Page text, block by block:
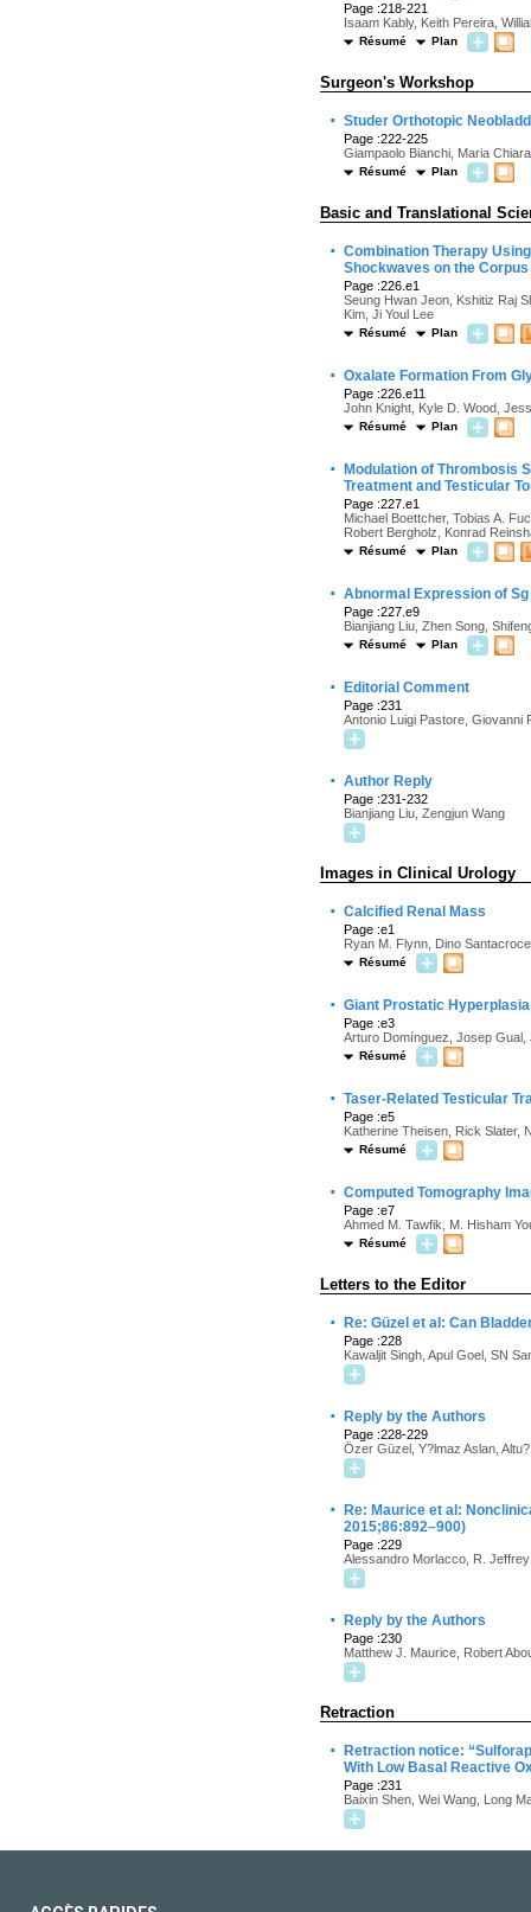
Page :218-221
Isaam Kably, Keith Pereira,
Résumé Plan
Surgeon's Workshop
· Studer Orthotopic
Page :222-225
Giampaolo Bianchi, Maria
Résumé Plan
Basic and Translational
· Combination Therapy
Shockwaves on the
Page :226.e1
Seung Hwan Jeon, Kshitiz Raj
Kim, Ji Youl Lee
Résumé Plan
· Oxalate Formation From
Page :226.e11
John Knight, Kyle D. Wood,
Résumé Plan
·
Modulation of Thrombosis
Treatment and Testicular
Page :227.e1
Michael Boettcher, Tobias A.
Robert Bergholz, Konrad
Résumé Plan
· Abnormal Expression of
Page :227.e9
Bianjiang Liu, Zhen Song,
Résumé Plan
· Editorial Comment
Page :231
Antonio Luigi Pastore, Giovanni
· Author Reply
Page :231-232
Bianjiang Liu, Zengjun Wang
Images in Clinical Urology
· Calcified Renal Mass
Page :e1
Ryan M. Flynn, Dino Santacroce
Résumé
· Giant Prostatic
Page :e3
Arturo Domínguez, Josep
Résumé
· Taser-Related Testicular
Page :e5
Katherine Theisen, Rick Slater,
Résumé
· Computed Tomography
Page :e7
Ahmed M. Tawfik, M. Hisham
Résumé
Letters to the Editor
· Re: Güzel et al: Can
Page :228
Kawaljit Singh, Apul Goel, SN
· Reply by the Authors
Page :228-229
Özer Güzel, Y?lmaz Aslan,
·
Re: Maurice et al:
2015;86:892–900)
Page :229
Alessandro Morlacco, R.
· Reply by the Authors
Page :230
Matthew J. Maurice, Robert
Retraction
·
Retraction notice:
With Low Basal Reactive
Page :231
Baixin Shen, Wei Wang, Long